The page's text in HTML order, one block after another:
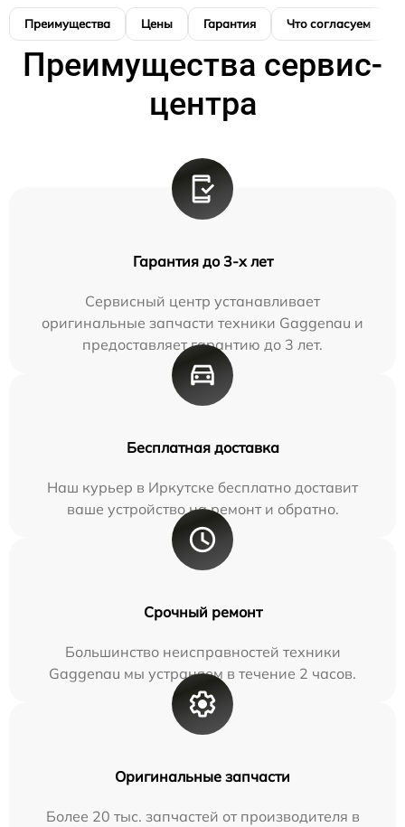
Преимущества Цены Гарантия Что согласуем
Преимущества сервис-
центра
Гарантия до 3-х лет
Сервисный центр устанавливает
оригинальные запчасти техники Gaggenau и
предоставляет гарантию до 3 лет.
Бесплатная доставка
Наш курьер в Иркутске бесплатно доставит
ваше устройство на ремонт и обратно.
Срочный ремонт
Большинство неисправностей техники
Gaggenau мы устраняем в течение 2 часов.
Оригинальные запчасти
Более 20 тыс. запчастей от производителя в